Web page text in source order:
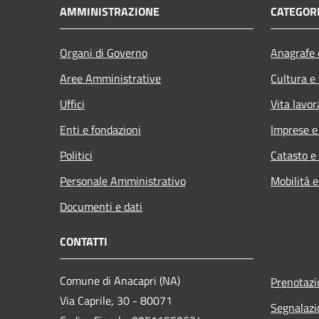
AMMINISTRAZIONE
Organi di Governo
Aree Amministrative
Uffici
Enti e fondazioni
Politici
Personale Amministrativo
Documenti e dati
Cultura
Vita
Imprese
Catasto
Mobilità
CONTATTI
Comune di Anacapri (NA)
Via Caprile, 30 - 80071